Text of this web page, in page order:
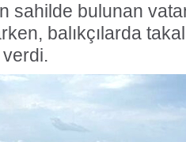
sahilde bulunan
balıkçılarda